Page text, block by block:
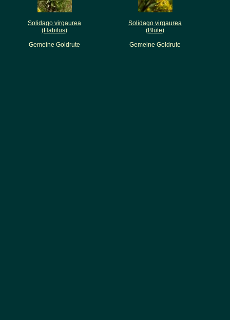
Solidago virgaurea
(Habitus)
Gemeine Goldrute
Solidago virgaurea
(Blüte)
Gemeine Goldrute